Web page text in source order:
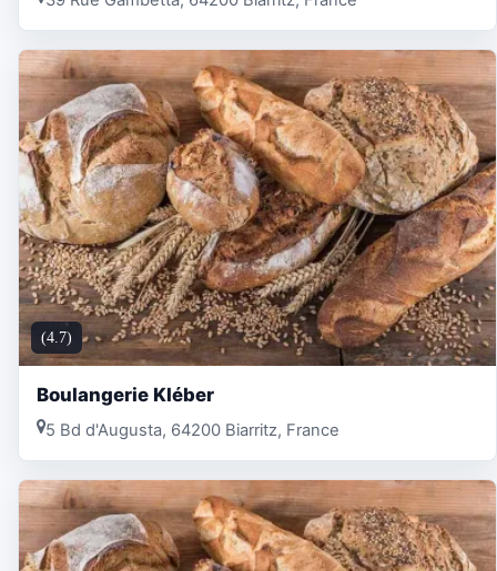
(4.7)
Boulangerie Kléber
5 Bd d'Augusta, 64200 Biarritz, France